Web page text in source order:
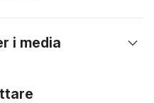
i media